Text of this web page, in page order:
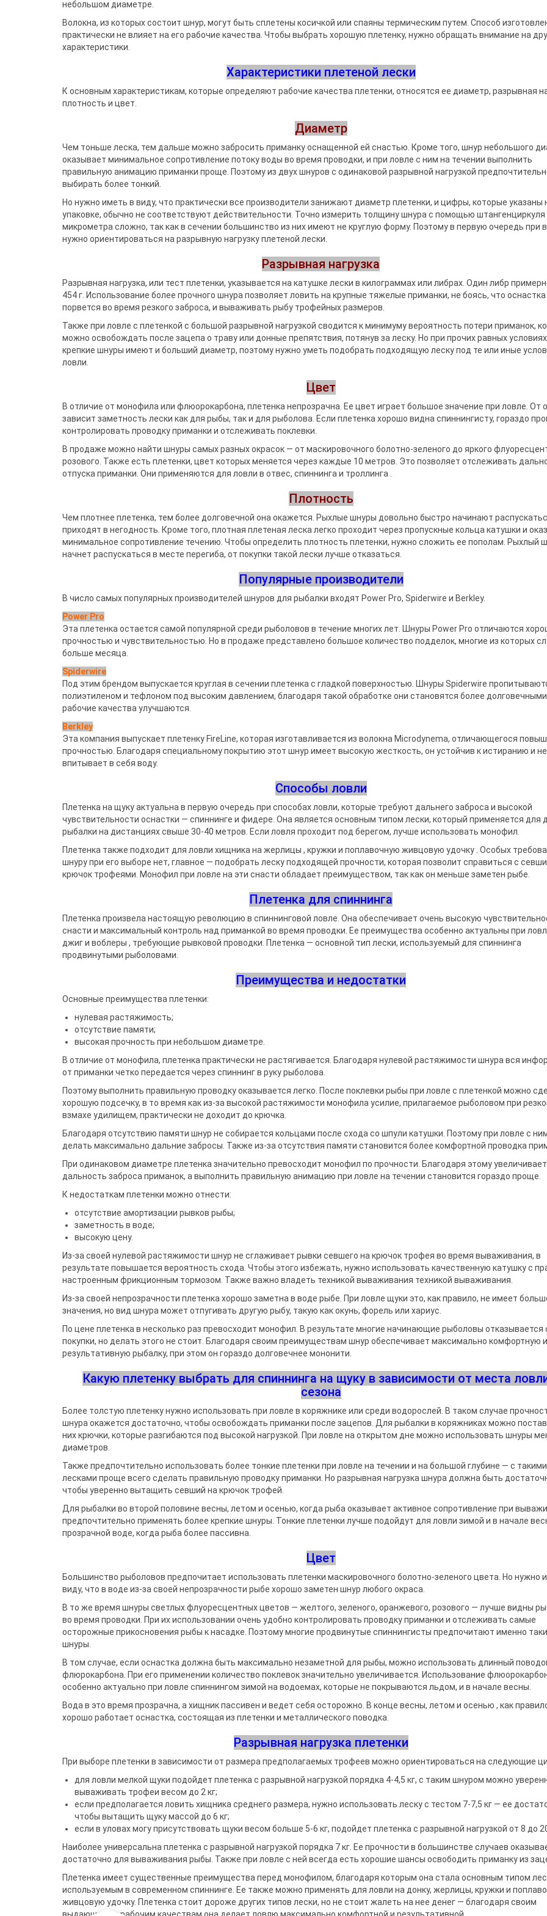
спиннингиста
Грузила
Аксессуары для монтажа
Подставки и держатели
Род-поды
Аксессуары для подставок и
держателей
Держатели
Ведра
Джиг-ріг
Fisher Club
SinkFish
небольшом диаметре.
Волокна, из которых состоит шнур, могут быть сплетены косичкой или спаяны термическим путем. Способ
практически не влияет на его рабочие качества. Чтобы выбрать хорошую плетенку, нужно обращать внимание на
характеристики.
Характеристики плетеной лески
К основным характеристикам, которые определяют рабочие качества плетенки, относятся ее диаметр, разрывная
плотность и цвет.
Диаметр
Чем тоньше леска, тем дальше можно забросить приманку оснащенной ей снастью. Кроме того, шнур небольшого
оказывает минимальное сопротивление потоку воды во время проводки, и при ловле с ним на течении выполнить
правильную анимацию приманки проще. Поэтому из двух шнуров с одинаковой разрывной нагрузкой
выбирать более тонкий.
Но нужно иметь в виду, что практически все производители занижают диаметр плетенки, и цифры, которые указаны
упаковке, обычно не соответствуют действительности. Точно измерить толщину шнура с помощью штангенциркуля
микрометра сложно, так как в сечении большинство из них имеют не круглую форму. Поэтому в первую очередь при
нужно ориентироваться на разрывную нагрузку плетеной лески.
Разрывная нагрузка
Разрывная нагрузка, или тест плетенки, указывается на катушке лески в килограммах или либрах. Один либр
454 г. Использование более прочного шнура позволяет ловить на крупные тяжелые приманки, не боясь, что оснастка
порвется во время резкого заброса, и вываживать рыбу трофейных размеров.
Также при ловле с плетенкой с большой разрывной нагрузкой сводится к минимуму вероятность потери приманок,
можно освобождать после зацепа о траву или донные препятствия, потянув за леску. Но при прочих равных
крепкие шнуры имеют и больший диаметр, поэтому нужно уметь подобрать подходящую леску под те или иные
ловли.
Цвет
В отличие от монофила или флюорокарбона, плетенка непрозрачна. Ее цвет играет большое значение при ловле. От
зависит заметность лески как для рыбы, так и для рыболова. Если плетенка хорошо видна спиннингисту, гораздо
контролировать проводку приманки и отслеживать поклевки.
В продаже можно найти шнуры самых разных окрасок — от маскировочного болотно-зеленого до яркого
розового. Также есть плетенки, цвет которых меняется через каждые 10 метров. Это позволяет отслеживать
отпуска приманки. Они применяются для ловли в отвес, спиннинга и троллинга .
Плотность
Чем плотнее плетенка, тем более долговечной она окажется. Рыхлые шнуры довольно быстро начинают
приходят в негодность. Кроме того, плотная плетеная леска легко проходит через пропускные кольца катушки и
минимальное сопротивление течению. Чтобы определить плотность плетенки, нужно сложить ее пополам. Рыхлый
начнет распускаться в месте перегиба, от покупки такой лески лучше отказаться.
Популярные производители
В число самых популярных производителей шнуров для рыбалки входят Power Pro, Spiderwire и Berkley.
Power Pro
Эта плетенка остается самой популярной среди рыболовов в течение многих лет. Шнуры Power Pro отличаются
прочностью и чувствительностью. Но в продаже представлено большое количество подделок, многие из которых
больше месяца.
Spiderwire
Под этим брендом выпускается круглая в сечении плетенка с гладкой поверхностью. Шнуры Spiderwire
полиэтиленом и тефлоном под высоким давлением, благодаря такой обработке они становятся более
рабочие качества улучшаются.
Berkley
Эта компания выпускает плетенку FireLine, которая изготавливается из волокна Microdynema, отличающегося
прочностью. Благодаря специальному покрытию этот шнур имеет высокую жесткость, он устойчив к истиранию и не
впитывает в себя воду.
Способы ловли
Плетенка на щуку актуальна в первую очередь при способах ловли, которые требуют дальнего заброса и высокой
чувствительности оснастки — спиннинге и фидере. Она является основным типом лески, который применяется для
рыбалки на дистанциях свыше 30-40 метров. Если ловля проходит под берегом, лучше использовать монофил.
Плетенка также подходит для ловли хищника на жерлицы , кружки и поплавочную живцовую удочку . Особых
шнуру при его выборе нет, главное — подобрать леску подходящей прочности, которая позволит справиться с
крючок трофеями. Монофил при ловле на эти снасти обладает преимуществом, так как он меньше заметен рыбе.
Плетенка для спиннинга
Плетенка произвела настоящую революцию в спиннинговой ловле. Она обеспечивает очень высокую
снасти и максимальный контроль над приманкой во время проводки. Ее преимущества особенно актуальны при
джиг и воблеры , требующие рывковой проводки. Плетенка — основной тип лески, используемый для спиннинга
продвинутыми рыболовами.
Преимущества и недостатки
Основные преимущества плетенки:
нулевая растяжимость;
отсутствие памяти;
высокая прочность при небольшом диаметре.
В отличие от монофила, плетенка практически не растягивается. Благодаря нулевой растяжимости шнура вся
от приманки четко передается через спиннинг в руку рыболова.
Поэтому выполнить правильную проводку оказывается легко. После поклевки рыбы при ловле с плетенкой можно
хорошую подсечку, в то время как из-за высокой растяжимости монофила усилие, прилагаемое рыболовом при
взмахе удилищем, практически не доходит до крючка.
Благодаря отсутствию памяти шнур не собирается кольцами после схода со шпули катушки. Поэтому при ловле с
делать максимально дальние забросы. Также из-за отсутствия памяти становится более комфортной проводка
При одинаковом диаметре плетенка значительно превосходит монофил по прочности. Благодаря этому
дальность заброса приманок, а выполнить правильную анимацию при ловле на течении становится гораздо проще.
К недостаткам плетенки можно отнести:
отсутствие амортизации рывков рыбы;
заметность в воде;
высокую цену.
Из-за своей нулевой растяжимости шнур не сглаживает рывки севшего на крючок трофея во время вываживания, в
результате повышается вероятность схода. Чтобы этого избежать, нужно использовать качественную катушку с
настроенным фрикционным тормозом. Также важно владеть техникой вываживания техникой вываживания.
Из-за своей непрозрачности плетенка хорошо заметна в воде рыбе. При ловле щуки это, как правило, не имеет
значения, но вид шнура может отпугивать другую рыбу, такую как окунь, форель или хариус.
По цене плетенка в несколько раз превосходит монофил. В результате многие начинающие рыболовы отказывается
покупки, но делать этого не стоит. Благодаря своим преимуществам шнур обеспечивает максимально комфортную и
результативную рыбалку, при этом он гораздо долговечнее мононити.
Какую плетенку выбрать для спиннинга на щуку в зависимости от места
сезона
Более толстую плетенку нужно использовать при ловле в коряжнике или среди водорослей. В таком случае
шнура окажется достаточно, чтобы освобождать приманки после зацепов. Для рыбалки в коряжниках можно
них крючки, которые разгибаются под высокой нагрузкой. При ловле на открытом дне можно использовать шнуры
диаметров.
Также предпочтительно использовать более тонкие плетенки при ловле на течении и на большой глубине — с такими
лесками проще всего сделать правильную проводку приманки. Но разрывная нагрузка шнура должна быть
чтобы уверенно вытащить севший на крючок трофей.
Для рыбалки во второй половине весны, летом и осенью, когда рыба оказывает активное сопротивление при
предпочтительно применять более крепкие шнуры. Тонкие плетенки лучше подойдут для ловли зимой и в начале
прозрачной воде, когда рыба более пассивна.
Цвет
Большинство рыболовов предпочитает использовать плетенки маскировочного болотно-зеленого цвета. Но нужно
виду, что в воде из-за своей непрозрачности рыбе хорошо заметен шнур любого окраса.
В то же время шнуры светлых флуоресцентных цветов — желтого, зеленого, оранжевого, розового — лучше видны
во время проводки. При их использовании очень удобно контролировать проводку приманки и отслеживать самые
осторожные прикосновения рыбы к насадке. Поэтому многие продвинутые спиннингисты предпочитают именно
шнуры.
В том случае, если оснастка должна быть максимально незаметной для рыбы, можно использовать длинный
флюрокарбона. При его применении количество поклевок значительно увеличивается. Использование
особенно актуально при ловле спиннингом зимой на водоемах, которые не покрываются льдом, и в начале весны.
Вода в это время прозрачна, а хищник пассивен и ведет себя осторожно. В конце весны, летом и осенью , как
хорошо работает оснастка, состоящая из плетенки и металлического поводка.
Разрывная нагрузка плетенки
При выборе плетенки в зависимости от размера предполагаемых трофеев можно ориентироваться на следующие
для ловли мелкой щуки подойдет плетенка с разрывной нагрузкой порядка 4-4,5 кг, с таким шнуром можно
вываживать трофеи весом до 2 кг;
если предполагается ловить хищника среднего размера, нужно использовать леску с тестом 7-7,5 кг — ее
чтобы вытащить щуку массой до 6 кг;
если в уловах могу присутствовать щуки весом больше 5-6 кг, подойдет плетенка с разрывной нагрузкой от 8 до 20
Наиболее универсальна плетенка с разрывной нагрузкой порядка 7 кг. Ее прочности в большинстве случаев
достаточно для вываживания рыбы. Также при ловле с ней всегда есть хорошие шансы освободить приманку из
Плетенка имеет существенные преимущества перед монофилом, благодаря которым она стала основным типом
используемым в современном спиннинге. Ее также можно применять для ловли на донку, жерлицы, кружки и
живцовую удочку. Плетенка стоит дороже других типов лески, но не стоит жалеть на нее денег — благодаря своим